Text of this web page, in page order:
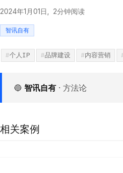
2024年1月01日 2分钟阅读
智讯自有
个人IP 品牌建设 内容营销
🔵 智讯自有 · 方法论
相关案例